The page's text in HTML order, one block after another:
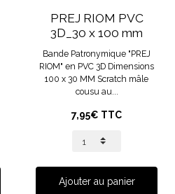
PREJ RIOM PVC
3D_30 x 100 mm
Bande Patronymique "PREJ
RIOM" en PVC 3D Dimensions
100 x 30 MM Scratch mâle
cousu au...
7,95€ TTC
Ajouter au panier